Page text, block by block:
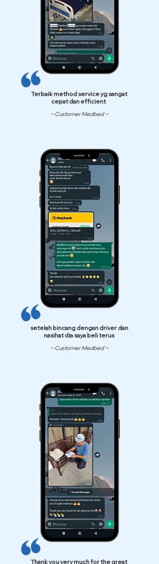
Terbaik method service yg sangat
cepat dan efficient
~ Customer Medbed ~
setelah bincang dengan driver dan
nasihat dia saya beli terus
~ Customer Medbed ~
Thank you very much for the great